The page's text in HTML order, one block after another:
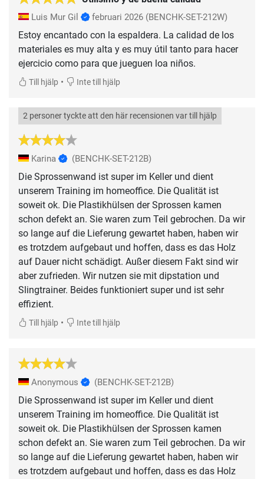
Luis Mur Gil februari 2026 (BENCHK-SET-212W)
Estoy encantado con la espaldera. La calidad de los
materiales es muy alta y es muy útil tanto para hacer
ejercicio como para que jueguen loa niños.
Till hjälp • Inte till hjälp
2 personer tyckte att den här recensionen var till hjälp
Karina (BENCHK-SET-212B)
Die Sprossenwand ist super im Keller und dient
unserem Training im homeoffice. Die Qualität ist
soweit ok. Die Plastikhülsen der Sprossen kamen
schon defekt an. Sie waren zum Teil gebrochen. Da wir
so lange auf die Lieferung gewartet haben, haben wir
es trotzdem aufgebaut und hoffen, dass es das Holz
auf Dauer nicht schädigt. Außer diesem Fakt sind wir
aber zufrieden. Wir nutzen sie mit dipstation und
Slingtrainer. Beides funktioniert super und ist sehr
effizient.
Till hjälp • Inte till hjälp
Anonymous (BENCHK-SET-212B)
Die Sprossenwand ist super im Keller und dient
unserem Training im homeoffice. Die Qualität ist
soweit ok. Die Plastikhülsen der Sprossen kamen
schon defekt an. Sie waren zum Teil gebrochen. Da wir
so lange auf die Lieferung gewartet haben, haben wir
es trotzdem aufgebaut und hoffen, dass es das Holz